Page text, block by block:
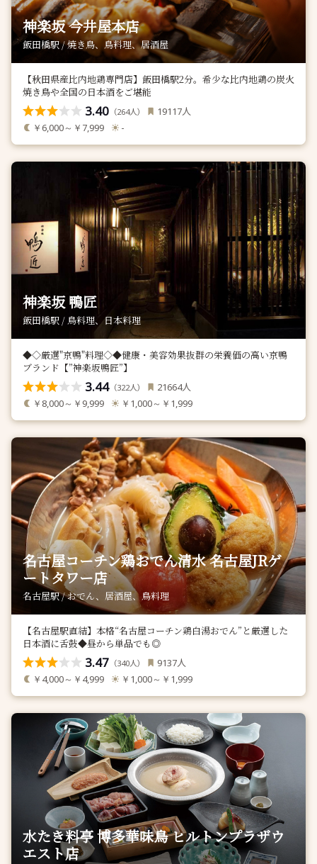
神楽坂 今井屋本店
飯田橋駅 / 焼き鳥、鳥料理、居酒屋
【秋田県産比内地鶏専門店】飯田橋駅2分。希少な比内地鶏の炭火
焼き鳥や全国の日本酒をご堪能
3.40 （264人） 19117人
￥6,000～￥7,999 -
神楽坂 鴨匠
飯田橋駅 / 鳥料理、日本料理
◆◇厳選"京鴨"料理◇◆健康・美容効果抜群の栄養価の高い京鴨
ブランド【”神楽坂鴨匠”】
3.44（322人） 21664人
￥8,000～￥9,999 ￥1,000～￥1,999
名古屋コーチン鶏おでん清水 名古屋JRゲ
ートタワー店
名古屋駅 / おでん、居酒屋、鳥料理
【名古屋駅直結】本格“名古屋コーチン鶏白湯おでん”と厳選した
日本酒に舌鼓◆昼から単品でも◎
3.47 （340人） 9137人
￥4,000～￥4,999 ￥1,000～￥1,999
水たき料亭 博多華味鳥 ヒルトンプラザウ
エスト店